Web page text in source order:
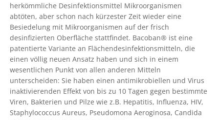
herkömmliche Desinfektionsmittel Mikroorganismen
abtöten, aber schon nach kürzester Zeit wieder eine
Besiedelung mit Mikroorganismen auf der frisch
desinfizierten Oberfläche stattfindet. Bacoban® ist eine
patentierte Variante an Flächendesinfektionsmitteln, die
einen völlig neuen Ansatz haben und sich in einem
wesentlichen Punkt von allen anderen Mitteln
unterscheiden: Sie haben einen antimikrobiellen und Virus
inaktivierenden Effekt von bis zu 10 Tagen gegen bestimmte
Viren, Bakterien und Pilze wie z.B. Hepatitis, Influenza, HIV,
Staphylococcus Aureus, Pseudomona Aeroginosa, Candida